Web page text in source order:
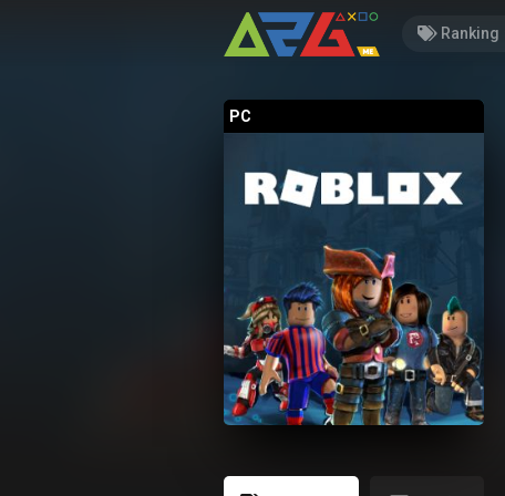
Ranking
PC